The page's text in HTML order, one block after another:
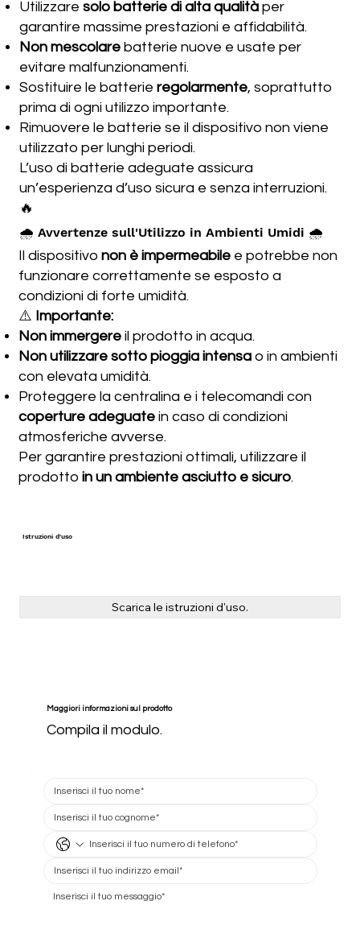
Utilizzare solo batterie di alta qualitàper
garantire massime prestazioni e affidabilità.
Non mescolarebatterie nuove e usate per
evitare malfunzionamenti.
Sostituire le batterie regolarmente, soprattutto
prima di ogni utilizzo importante.
Rimuovere le batterie se il dispositivo non viene
utilizzato per lunghi periodi.
L’uso di batterie adeguate assicura
un’esperienza d’uso sicura e senza interruzioni.
🔥
🌧️ Avvertenze sull'Utilizzo in Ambienti Umidi 🌧️
Il dispositivonon è impermeabile e potrebbe non
funzionare correttamente se esposto a
condizioni di forte umidità.
⚠️ Importante:
Non immergere il prodotto in acqua.
Non utilizzare sotto pioggia intensa o in ambienti
con elevata umidità.
Proteggere la centralina e i telecomandi con
coperture adeguate in caso di condizioni
atmosferiche avverse.
Per garantire prestazioni ottimali, utilizzare il
prodottoin un ambiente asciutto e sicuro.
Scarica le istruzioni d'uso.
Istruzioni d'uso
Maggiori informazioni sul prodotto
Compila il modulo.